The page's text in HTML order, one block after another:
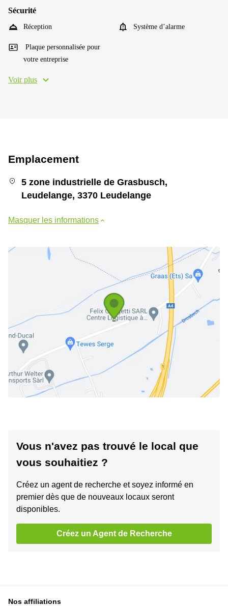
Sécurité
Réception Système d’alarme
Plaque personnalisée pour
votre entreprise
Voir plus
Emplacement
5 zone industrielle de Grasbusch,
Leudelange, 3370 Leudelange
Masquer les informations
Vous n'avez pas trouvé le local que
vous souhaitiez ?
Créez un agent de recherche et soyez informé en
premier dès que de nouveaux locaux seront
disponibles.
Créez un Agent de Recherche
Nos affiliations